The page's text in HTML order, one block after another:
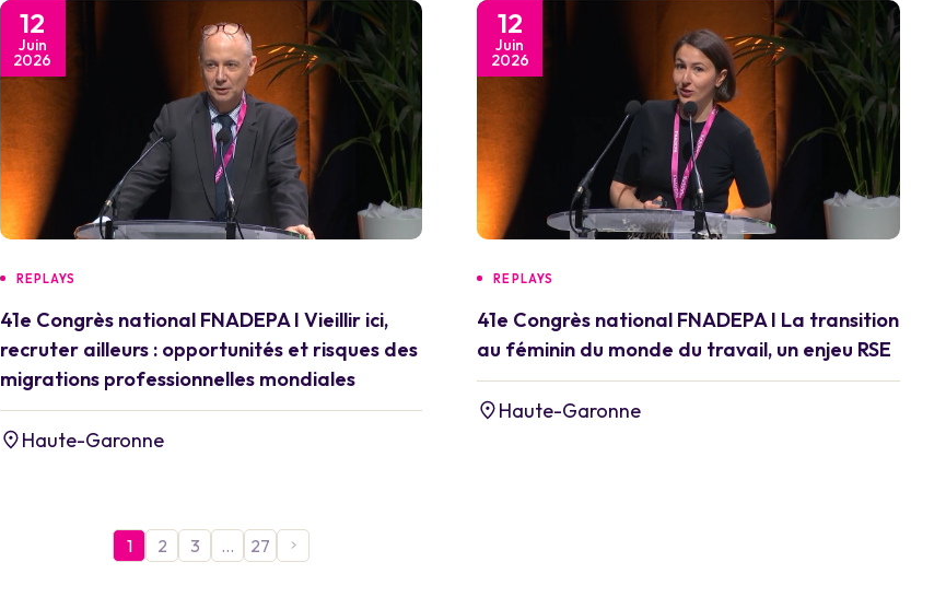
12
Juin
2026
REPLAYS
41e Congrès national FNADEPA I Vieillir ici,
recruter ailleurs : opportunités et risques des
migrations professionnelles mondiales
Haute-Garonne
12
Juin
2026
REPLAYS
41e Congrès national FNADEPA I La transition
au féminin du monde du travail, un enjeu RSE
Haute-Garonne
1 2 3 … 27